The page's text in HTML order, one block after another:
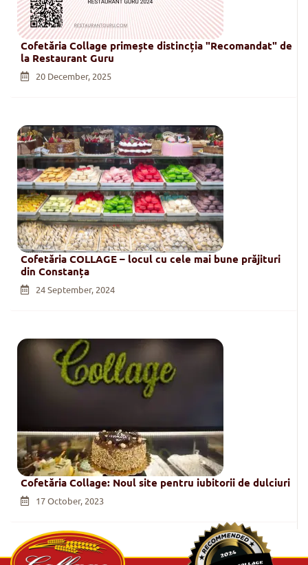
Cofetăria Collage primește distincția "Recomandat" de
la Restaurant Guru
20 December, 2025
Cofetăria COLLAGE – locul cu cele mai bune prăjituri
din Constanța
24 September, 2024
Cofetăria Collage: Noul site pentru iubitorii de dulciuri
17 October, 2023